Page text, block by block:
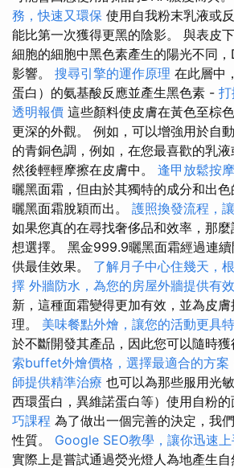
務，快速又環保 使用自我粉末乳液或
能比第一次獲得更黑的陰影。 與表皮
細胞的細胞中黑色素產生的陽光不同
影響。 搜尋引擎的運作原理 在此層中
蛋白）的氨基酸反應並產生黑色素 -
透明報價 這些顏料使皮膚在黃色至棕
更深的外觀。 例如，可以增強用於自
的青銅色調，例如，在您最喜歡的乳液
然後輕輕摩擦在皮膚中。 逢甲放鬆按摩
曬黑面霜，但由於其獨特的成分和出
曬黑面霜脫穎而出。 護照換發流程，
如果您真的在尋找奢侈品和效率，那
想選擇。 黑金999.9曬黑面霜經過連
供最佳效果。 了解月子中心住幾天，
擇 外牆防水，為您的房屋外牆提供有
新，這種面霜變得更加有效，並為皮
理。 美味餐點外燴，讓您的活動更具
於不斷開發其產品，因此您可以隨時獲
索buffet外燴價格，選擇最適合的方案
師提供精準治療 也可以為那些服用光
西環蛋白，異維諾蛋白等）使用自粉的
巧課程 為了做出一個完善的決定，我
性質。 Google SEO教學，讓你迅速
實際上是嘗試通過熒光燈人為地產生自